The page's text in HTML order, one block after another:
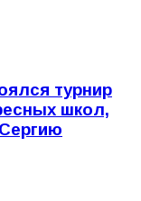
турнир
школ,